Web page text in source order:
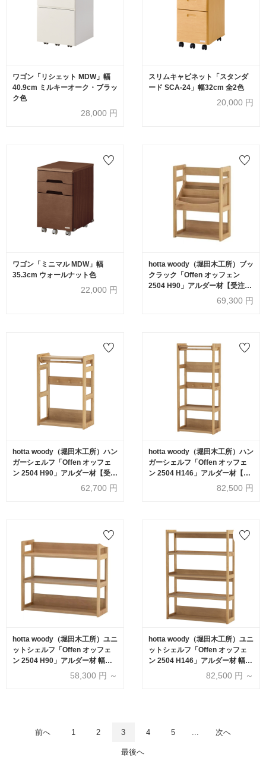
ワゴン「リシェット MDW」幅
40.9cm ミルキーオーク・ブラッ
ク色
28,000 円
スリムキャビネット「スタンダ
ード SCA-24」幅32cm 全2色
20,000 円
ワゴン「ミニマル MDW」幅
35.3cm ウォールナット色
22,000 円
hotta woody（堀田木工所）ブッ
クラック「Offen オッフェン
2504 H90」アルダー材【受注生
69,300 円
hotta woody（堀田木工所）ハン
ガーシェルフ「Offen オッフェ
ン 2504 H90」アルダー材【受注
62,700 円
hotta woody（堀田木工所）ハン
ガーシェルフ「Offen オッフェ
ン 2504 H146」アルダー材【受
82,500 円
hotta woody（堀田木工所）ユニ
ットシェルフ「Offen オッフェ
ン 2504 H90」アルダー材 幅全2
サイズ【受注生産品】58,300 円 ～
hotta woody（堀田木工所）ユニ
ットシェルフ「Offen オッフェ
ン 2504 H146」アルダー材 幅全
2サイズ【受注生産品】
82,500 円 ～
前へ 1 2 3 4 5 次へ
最後へ